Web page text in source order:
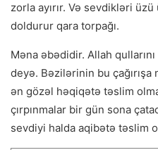
zorla ayırır. Və sevdikləri
doldurur qara torpağı.
Məna əbədidir. Allah qullarını
deyə. Bəzilərinin bu çağırışa
ən gözəl həqiqətə təslim
çırpınmalar bir gün sona
sevdiyi halda aqibətə təslim